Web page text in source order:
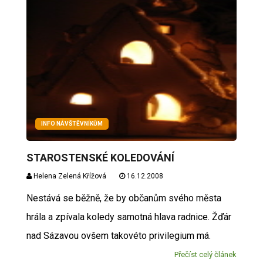
INFO NÁVŠTĚVNÍKŮM
STAROSTENSKÉ KOLEDOVÁNÍ
Helena Zelená Křížová 16.12.2008
Nestává se běžně, že by občanům svého města
hrála a zpívala koledy samotná hlava radnice. Žďár
nad Sázavou ovšem takovéto privilegium má.
Přečíst celý článek